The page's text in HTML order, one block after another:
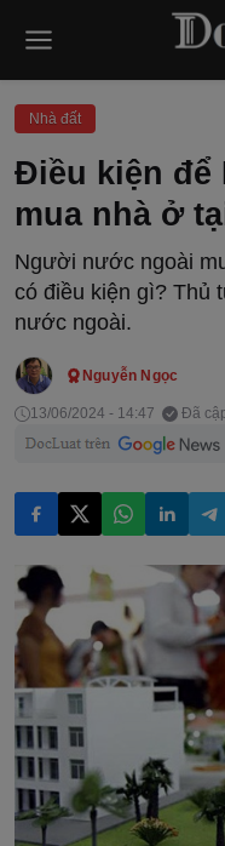
Nhà đất
Điều kiện
mua nhà ở
Người nước ngoài
có điều kiện gì? Thủ
nước ngoài.
Nguyễn Ngọc
13/06/2024 - 14:47
Đã